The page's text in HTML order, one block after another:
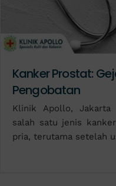
Kanker Prostat:
Pengobatan
Klinik Apollo,
salah satu jenis
pria, terutama setelah